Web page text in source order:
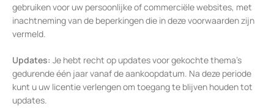
gebruiken voor uw persoonlijke of commerciële websites, met
inachtneming van de beperkingen die in deze voorwaarden zijn
vermeld.
Updates: Je hebt recht op updates voor gekochte thema’s
gedurende één jaar vanaf de aankoopdatum. Na deze periode
kunt u uw licentie verlengen om toegang te blijven houden tot
updates.